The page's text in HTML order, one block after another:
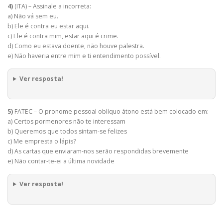
4) (ITA) – Assinale a incorreta:
a) Não vá sem eu.
b) Ele é contra eu estar aqui.
c) Ele é contra mim, estar aqui é crime.
d) Como eu estava doente, não houve palestra.
e) Não haveria entre mim e ti entendimento possível.
Ver resposta!
5) FATEC – O pronome pessoal oblíquo átono está bem colocado em:
a) Certos pormenores não te interessam
b) Queremos que todos sintam-se felizes
c) Me empresta o lápis?
d) As cartas que enviaram-nos serão respondidas brevemente
e) Não contar-te-ei a última novidade
Ver resposta!